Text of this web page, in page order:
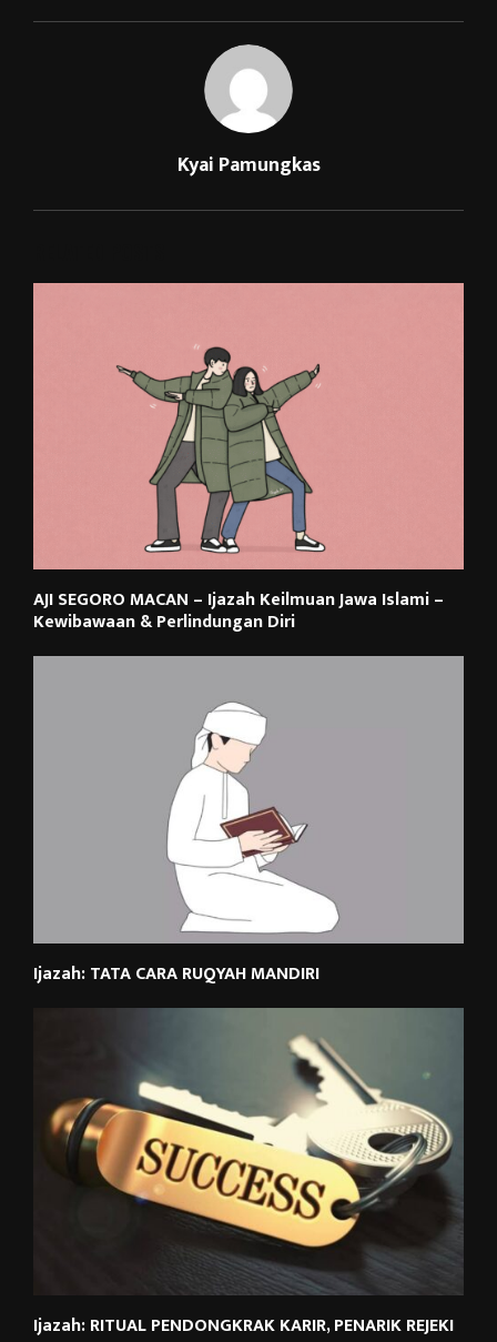
Kyai Pamungkas
AJI SEGORO MACAN – Ijazah Keilmuan Jawa Islami –
Kewibawaan & Perlindungan Diri
Ijazah: TATA CARA RUQYAH MANDIRI
Ijazah: RITUAL PENDONGKRAK KARIR, PENARIK REJEKI